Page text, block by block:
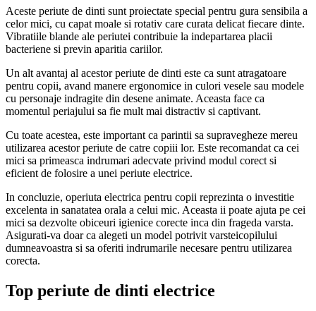
Aceste periute de dinti sunt proiectate special pentru gura sensibila a
celor mici, cu capat moale si rotativ care curata delicat fiecare dinte.
Vibratiile blande ale periutei contribuie la indepartarea placii
bacteriene si previn aparitia cariilor.
Un alt avantaj al acestor periute de dinti este ca sunt atragatoare
pentru copii, avand manere ergonomice in culori vesele sau modele
cu personaje indragite din desene animate. Aceasta face ca
momentul periajului sa fie mult mai distractiv si captivant.
Cu toate acestea, este important ca parintii sa supravegheze mereu
utilizarea acestor periute de catre copiii lor. Este recomandat ca cei
mici sa primeasca indrumari adecvate privind modul corect si
eficient de folosire a unei periute electrice.
In concluzie, operiuta electrica pentru copii reprezinta o investitie
excelenta in sanatatea orala a celui mic. Aceasta ii poate ajuta pe cei
mici sa dezvolte obiceuri igienice corecte inca din frageda varsta.
Asigurati-va doar ca alegeti un model potrivit varsteicopilului
dumneavoastra si sa oferiti indrumarile necesare pentru utilizarea
corecta.
Top periute de dinti electrice